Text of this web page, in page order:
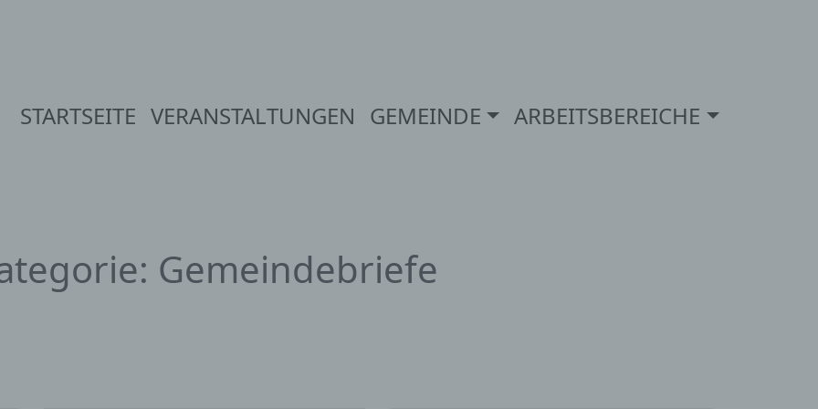
STARTSEITE VERANSTALTUNGEN GEMEINDE ARBEITSBEREICHE
Gemeindebriefe